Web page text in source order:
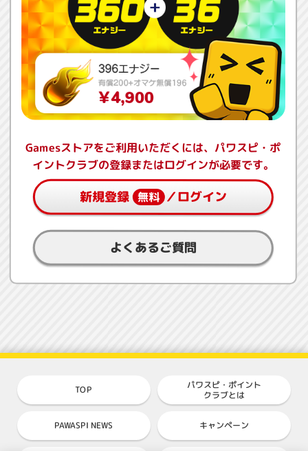
Gamesストアをご利用いただくには、パワスピ・ポ
イントクラブの登録またはログインが必要です。
新規登録 無料 ／ログイン
よくあるご質問
TOP パワスピ・ポイント
クラブとは
PAWASPI NEWS キャンペーン